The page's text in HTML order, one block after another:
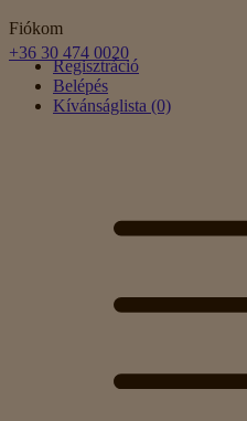
Fiókom
Regisztráció
Belépés
Kívánságlista (0)
+36 30 474 0020